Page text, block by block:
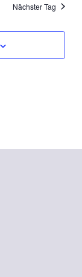
Nächster Tag